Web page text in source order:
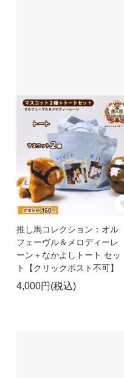
推し馬コレクション：オル
フェーヴル＆メロディーレ
ーン＋なかよしトート セッ
ト【クリックポスト不可】
4,000円(税込)